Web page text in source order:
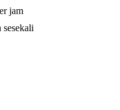
jam
sesekali